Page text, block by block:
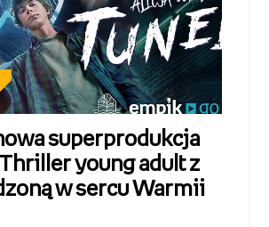
superprodukcja
young adult z
w sercu Warmii